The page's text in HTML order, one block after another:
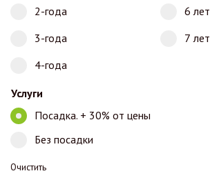
2-года
3-года
4-года
6 лет
7 лет
Услуги
Посадка. + 30% от цены
Без посадки
Очистить